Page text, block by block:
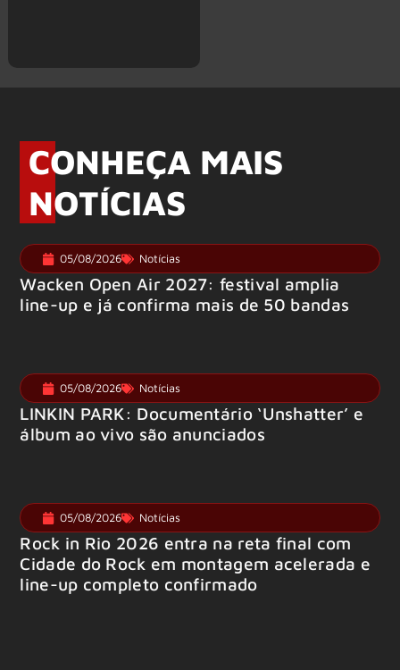
CONHEÇA MAIS
NOTÍCIAS
05/08/2026 Notícias
Wacken Open Air 2027: festival amplia
line-up e já confirma mais de 50 bandas
05/08/2026 Notícias
LINKIN PARK: Documentário ‘Unshatter’ e
álbum ao vivo são anunciados
05/08/2026 Notícias
Rock in Rio 2026 entra na reta final com
Cidade do Rock em montagem acelerada e
line-up completo confirmado